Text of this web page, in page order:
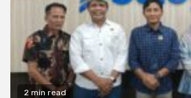
2 min read